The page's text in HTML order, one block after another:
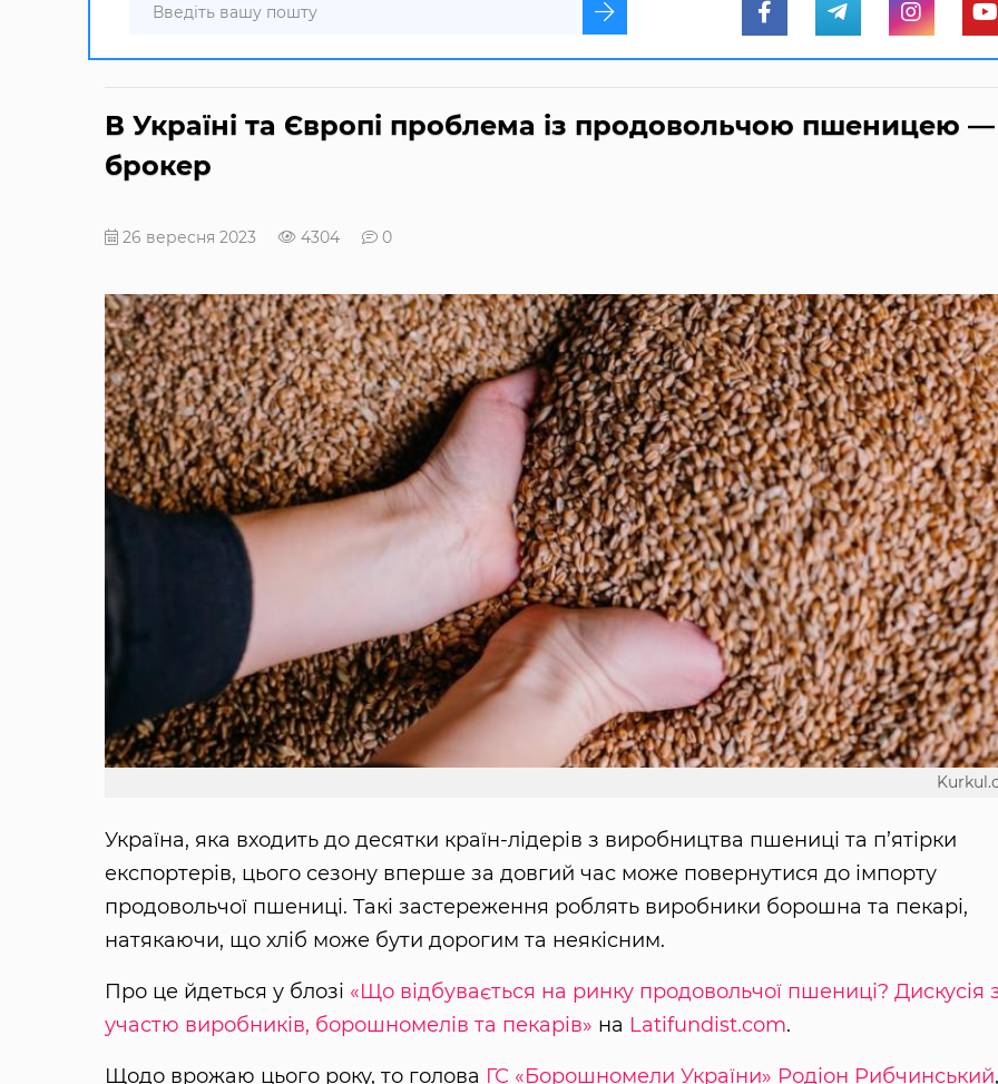
В Україні та Європі проблема із продовольчою пшеницею —
брокер
26 вересня 2023 4304 0
Україна, яка входить до десятки країн-лідерів з виробництва пшениці та п’ятірки
експортерів, цього сезону вперше за довгий час може повернутися до імпорту
продовольчої пшениці. Такі застереження роблять виробники борошна та пекарі,
натякаючи, що хліб може бути дорогим та неякісним.
Про це йдеться у блозі «Що відбувається на ринку продовольчої пшениці? Дискусія
участю виробників, борошномелів та пекарів» на Latifundist.com.
Щодо врожаю цього року, то голова ГС «Борошномели України» Родіон Рибчинський,